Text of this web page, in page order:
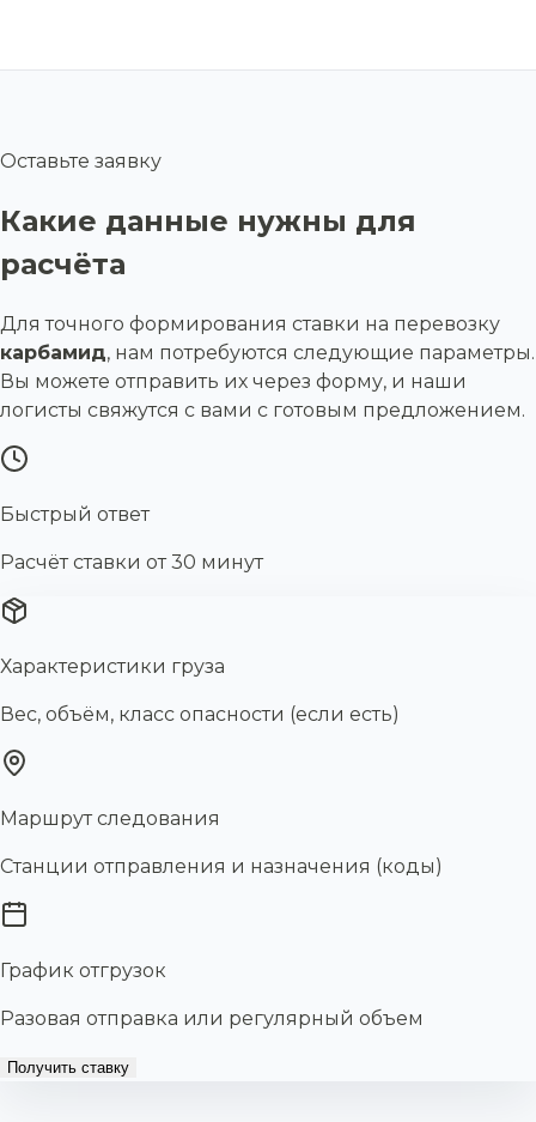
Оставьте заявку
Какие данные нужны для
расчёта
Для точного формирования ставки на перевозку
карбамид, нам потребуются следующие параметры.
Вы можете отправить их через форму, и наши
логисты свяжутся с вами с готовым предложением.
Быстрый ответ
Расчёт ставки от 30 минут
Характеристики груза
Вес, объём, класс опасности (если есть)
Маршрут следования
Станции отправления и назначения (коды)
График отгрузок
Разовая отправка или регулярный объем
Получить ставку